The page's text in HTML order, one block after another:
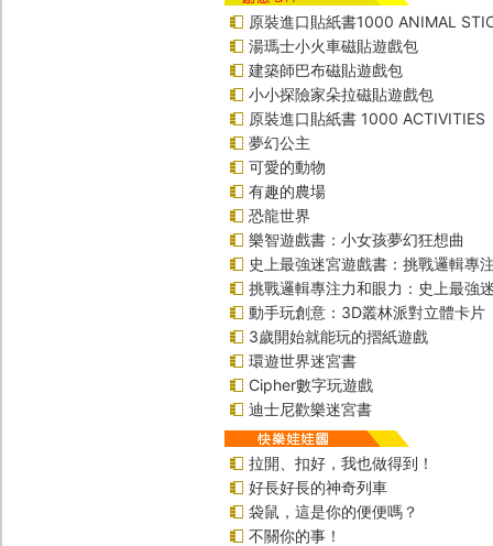
原裝進口貼紙書1000 ANIMAL
湯瑪士小火車磁貼遊戲包
建築師巴布磁貼遊戲包
小小探險家朵拉磁貼遊戲包
原裝進口貼紙書 1000 ACTIVITIES
夢幻公主
可愛的動物
有趣的農場
恐龍世界
樂智遊戲書：小女孩夢幻狂想曲
史上最強迷宮遊戲書：挑戰邏輯專
挑戰邏輯專注力和眼力：史上最強
動手玩創意：3D叢林派對立體卡片
3歲開始就能玩的摺紙遊戲
環遊世界迷宮書
Cipher數字玩遊戲
迪士尼歡樂迷宮書
拉開、扣好，我也做得到！
好長好長的神奇列車
袋鼠，這是你的便便嗎？
不關你的事！